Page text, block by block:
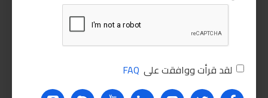
لقد قرأت ووافقت على FAQ
Mannol
النارية 200مل